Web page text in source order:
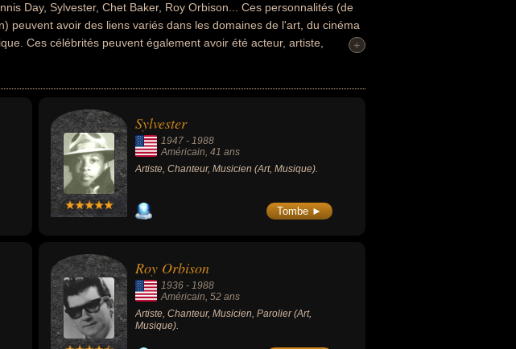
Day, Sylvester, Chet Baker, Roy Orbison... Ces personnalités (de
peuvent avoir des liens variés dans les domaines de l'art, du cinéma
Ces célébrités peuvent également avoir été acteur, artiste,
+
Sylvester
1947 -1988
Américain, 41 ans
Artiste, Chanteur, Musicien (Art, Musique).
Tombe ►
Roy Orbison
1936 -1988
Américain, 52 ans
Artiste, Chanteur, Musicien, Parolier (Art,
Musique).